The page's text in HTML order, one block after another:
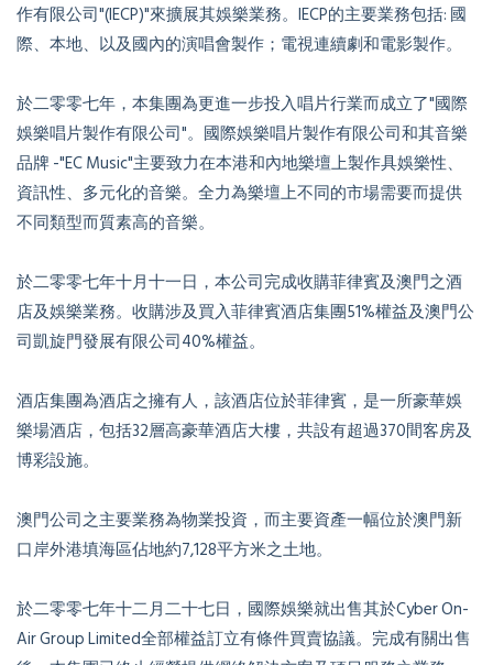
作有限公司"(IECP)"來擴展其娛樂業務。IECP的主要業務包括: 國
際、本地、以及國內的演唱會製作；電視連續劇和電影製作。
於二零零七年，本集團為更進一步投入唱片行業而成立了"國際
娛樂唱片製作有限公司"。國際娛樂唱片製作有限公司和其音樂
品牌 -"EC Music"主要致力在本港和內地樂壇上製作具娛樂性、
資訊性、多元化的音樂。全力為樂壇上不同的市場需要而提供
不同類型而質素高的音樂。
於二零零七年十月十一日，本公司完成收購菲律賓及澳門之酒
店及娛樂業務。收購涉及買入菲律賓酒店集團51%權益及澳門公
司凱旋門發展有限公司40%權益。
酒店集團為酒店之擁有人，該酒店位於菲律賓，是一所豪華娛
樂場酒店，包括32層高豪華酒店大樓，共設有超過370間客房及
博彩設施。
澳門公司之主要業務為物業投資，而主要資產一幅位於澳門新
口岸外港填海區佔地約7,128平方米之土地。
於二零零七年十二月二十七日，國際娛樂就出售其於Cyber On-
Air Group Limited全部權益訂立有條件買賣協議。完成有關出售